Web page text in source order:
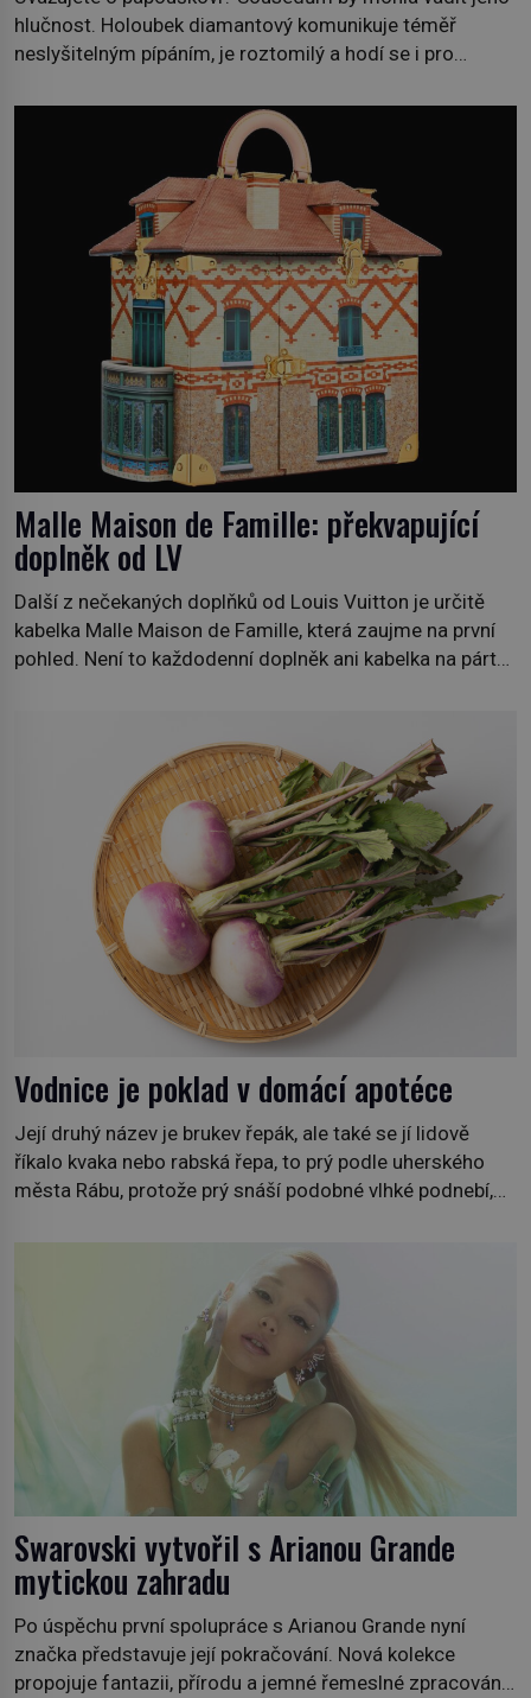
hlučnost. Holoubek diamantový komunikuje téměř
neslyšitelným pípáním, je roztomilý a hodí se i pro
klidného ptáčka, který většinu dne jen posedává. Hodně
času tráví na zemi, kde sbírá zbytky semínek Jeho
domovinou je prakticky celá Austrálie s výjimkou
pobřežní oblasti. […]
Malle Maison de Famille: překvapující
doplněk od LV
Další z nečekaných doplňků od Louis Vuitton je určitě
kabelka Malle Maison de Famille, která zaujme na první
pohled. Není to každodenní doplněk ani kabelka na párty,
adrese 18 Rue Louis Vuitton, které bylo postaveno v
roce 1869. […]
Vodnice je poklad v domácí apotéce
Její druhý název je brukev řepák, ale také se jí lidově
říkalo kvaka nebo rabská řepa, to prý podle uherského
města Rábu, protože prý snáší podobné vlhké podnebí,
někdy i v obchodech. Její bulvy jsou bílé, nahoře někdy
Swarovski vytvořil s Arianou Grande
mytickou zahradu
Po úspěchu první spolupráce s Arianou Grande nyní
značka představuje její pokračování. Nová kolekce
propojuje fantazii, přírodu a jemné řemeslné zpracování